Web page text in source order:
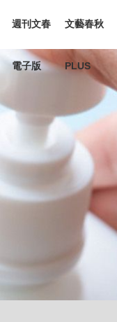
週刊文春
電子版
文藝春秋
PLUS